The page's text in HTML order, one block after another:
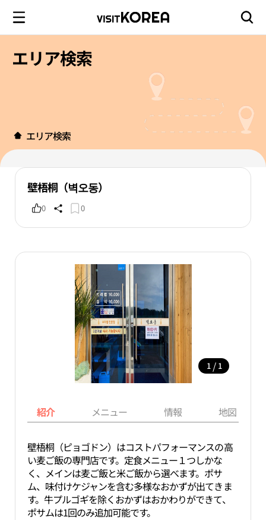
エリア検索
エリア検索
壁梧桐（벽오동）
0 0
1 / 1
紹介 メニュー 情報 地図
壁梧桐（ピョゴドン）はコストパフォーマンスの高
い麦ご飯の専門店です。定食メニュー１つしかな
く、メインは麦ご飯と米ご飯から選べます。ポサ
ム、味付けケジャンを含む多様なおかずが出てきま
す。牛プルゴギを除くおかずはおかわりができて、
ポサムは1回のみ追加可能です。